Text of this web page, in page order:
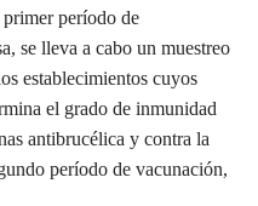
período de
se lleva a cabo un muestreo
establecimientos cuyos
el grado de inmunidad
antibrucélica y contra la
período de vacunación,